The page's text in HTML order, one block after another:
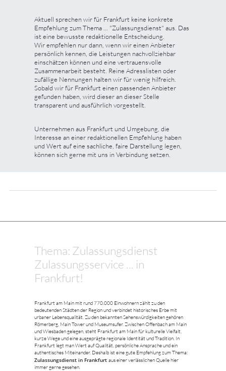
Aktuell sprechen wir für Frankfurt keine konkrete
Empfehlung zum Thema ... "Zulassungsdienst" aus. Das
ist eine bewusste redaktionelle Entscheidung.
Wir empfehlen nur dann, wenn wir einen Anbieter
persönlich kennen, die Leistungen nachvollziehbar
einschätzen können und eine vertrauensvolle
Zusammenarbeit besteht. Reine Adresslisten oder
zufällige Nennungen halten wir für wenig hilfreich.
Sobald wir für Frankfurt einen passenden Anbieter
gefunden haben, wird dieser an dieser Stelle
transparent und ausführlich vorgestellt.
Unternehmen aus Frankfurt und Umgebung, die
Interesse an einer redaktionellen Empfehlung haben
und Wert auf eine sachliche, faire Darstellung legen,
können sich gerne mit uns in Verbindung setzen.
Thema: Zulassungsdienst
Zulassungsservice ... in
Frankfurt!
Frankfurt am Main mit rund 770.000 Einwohnern zählt zu den
bedeutenden Städten der Region und verbindet historisches Erbe mit
urbaner Lebensqualität. Zu den bekannten Sehenswürdigkeiten gehören
Römerberg, Main Tower und Museumsufer. Zwischen Offenbach am Main
und Wiesbaden gelegen, steht Frankfurt am Main für kulturelle Vielfalt,
kurze Wege und eine ausgeprägte regionale Identität und Tradition. In
Frankfurt legt man Wert auf Qualität, persönliche Ansprache und ein
authentisches Miteinander. Deshalb ist eine gute Empfehlung zum Thema:
Zulassungsdienst in Frankfurt aus einer verlässlichen Quelle hier
immer gerne gesehen.